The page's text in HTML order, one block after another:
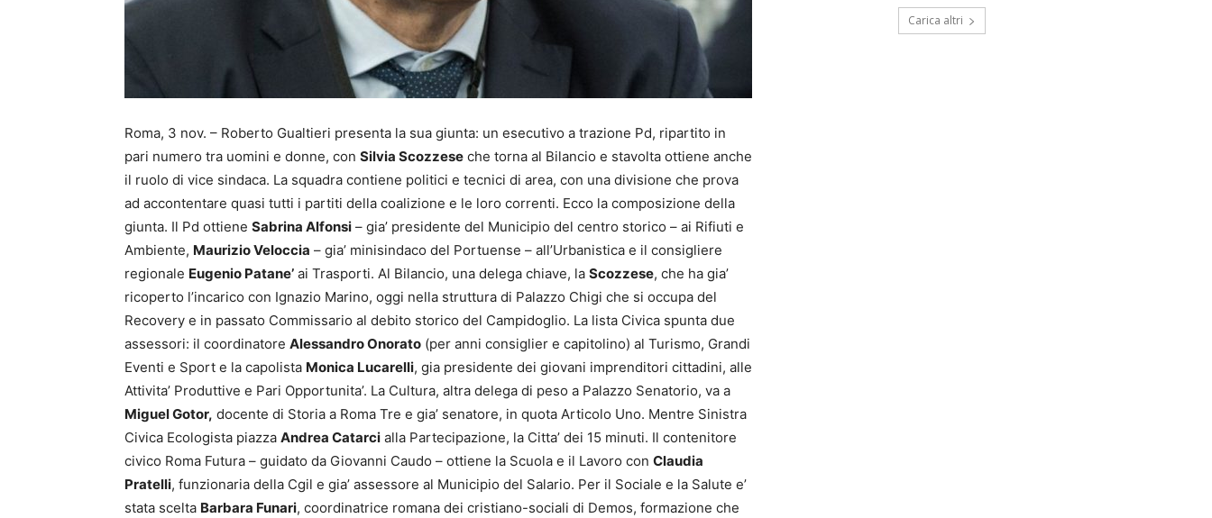
Roma, 3 nov. – Roberto Gualtieri presenta la sua giunta: un esecutivo a trazione Pd, ripartito in
pari numero tra uomini e donne, con Silvia Scozzese che torna al Bilancio e stavolta ottiene anche
il ruolo di vice sindaca. La squadra contiene politici e tecnici di area, con una divisione che prova
ad accontentare quasi tutti i partiti della coalizione e le loro correnti. Ecco la composizione della
giunta. Il Pd ottiene Sabrina Alfonsi – gia’ presidente del Municipio del centro storico – ai Rifiuti e
Ambiente, Maurizio Veloccia – gia’ minisindaco del Portuense – all’Urbanistica e il consigliere
regionale Eugenio Patane’ ai Trasporti. Al Bilancio, una delega chiave, la Scozzese, che ha gia’
ricoperto l’incarico con Ignazio Marino, oggi nella struttura di Palazzo Chigi che si occupa del
Recovery e in passato Commissario al debito storico del Campidoglio. La lista Civica spunta due
assessori: il coordinatore Alessandro Onorato (per anni consiglier e capitolino) al Turismo, Grandi
Eventi e Sport e la capolista Monica Lucarelli, gia presidente dei giovani imprenditori cittadini, alle
Attivita’ Produttive e Pari Opportunita’. La Cultura, altra delega di peso a Palazzo Senatorio, va a
Miguel Gotor, docente di Storia a Roma Tre e gia’ senatore, in quota Articolo Uno. Mentre Sinistra
Civica Ecologista piazza Andrea Catarci alla Partecipazione, la Citta’ dei 15 minuti. Il contenitore
civico Roma Futura – guidato da Giovanni Caudo – ottiene la Scuola e il Lavoro con Claudia
Pratelli, funzionaria della Cgil e gia’ assessore al Municipio del Salario. Per il Sociale e la Salute e’
stata scelta Barbara Funari, coordinatrice romana dei cristiano-sociali di Demos, formazione che
Carica altri